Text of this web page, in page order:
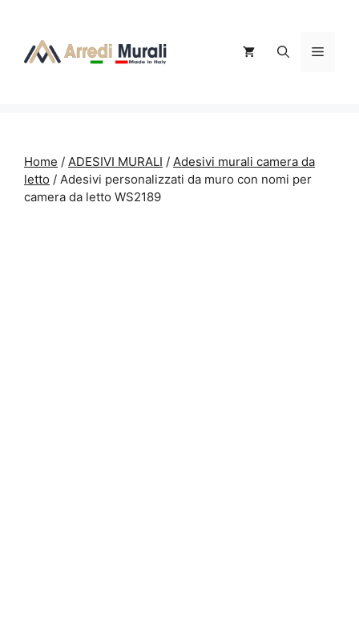
contenuto
Menu
Home / ADESIVI MURALI / Adesivi murali camera da
letto / Adesivi personalizzati da muro con nomi per
camera da letto WS2189